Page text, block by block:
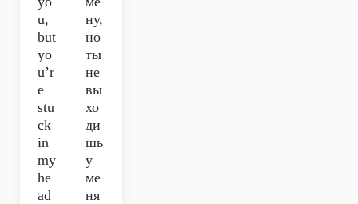
u,
but
yo
u’r
e
stu
ck
in
my
he
ad
ну,
но
ты
не
вы
хо
ди
шь
у
ме
ня